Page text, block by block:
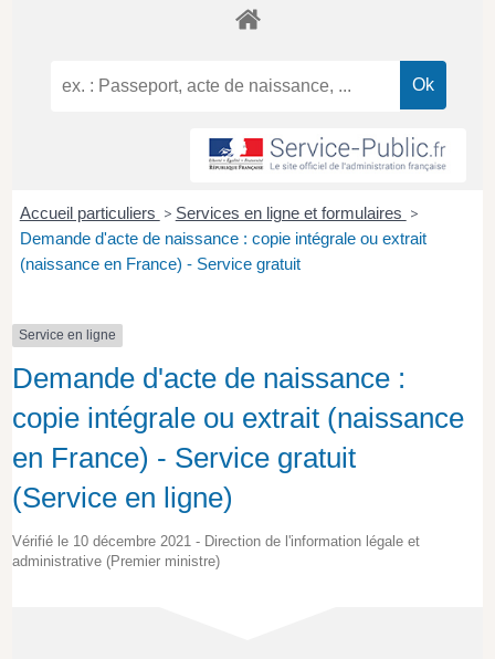
Accueil particuliers > Services en ligne et formulaires >
Demande d'acte de naissance : copie intégrale ou extrait
(naissance en France) - Service gratuit
Service en ligne
Demande d'acte de naissance :
copie intégrale ou extrait (naissance
en France) - Service gratuit
(Service en ligne)
Vérifié le 10 décembre 2021 - Direction de l'information légale et
administrative (Premier ministre)